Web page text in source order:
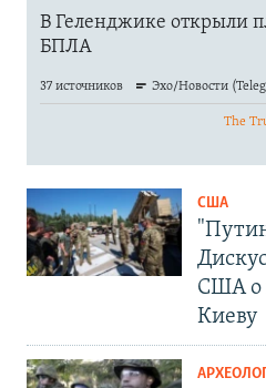
США
США о
Киеву